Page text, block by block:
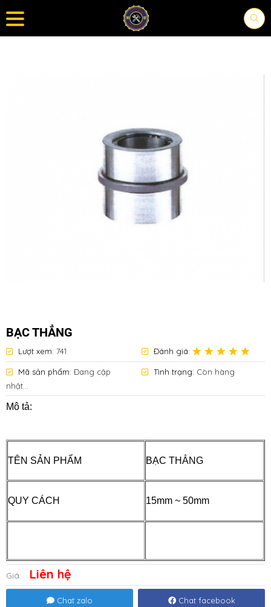
BẠC THẲNG
Lượt xem: 741 Đánh giá:
Mã sản phẩm: Đang cập
nhật...
Tình trạng: Còn hàng
Mô tả:
TÊN SẢN PHẨM BẠC THẲNG
QUY CÁCH 15mm ~ 50mm
Giá: Liên hệ
Chat zalo Chat facebook